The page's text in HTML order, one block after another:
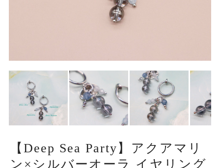
【Deep Sea Party】アクアマリ
ン×シルバーオーラ イヤリング